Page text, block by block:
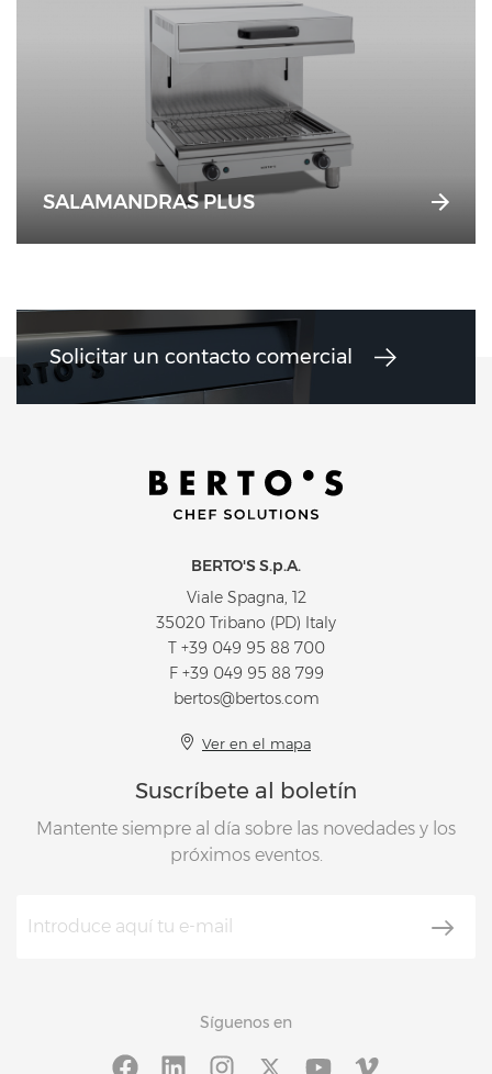
SALAMANDRAS PLUS
Solicitar un contacto comercial
BERTO'S S.p.A.
Viale Spagna, 12
35020 Tribano (PD) Italy
T +39 049 95 88 700
F +39 049 95 88 799
bertos@bertos.com
Ver en el mapa
Suscríbete al boletín
Mantente siempre al día sobre las novedades y los
próximos eventos.
Síguenos en